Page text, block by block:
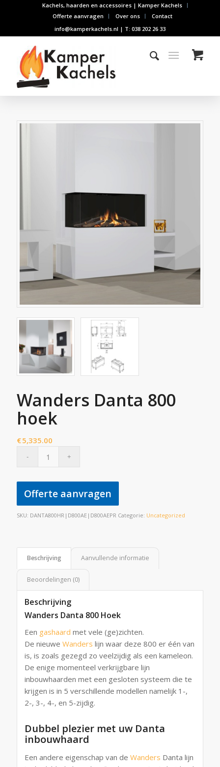
Kachels, haarden en accessoires | Kamper Kachels
Offerte aanvragen
Over ons
Contact
info@kamperkachels.nl | T: 038 202 26 33
Wanders Danta 800
hoek
€5,335.00
Offerte aanvragen
SKU: DANTA800HR|D800AE|D800AEPR Categorie: Uncategorized
Beschrijving Aanvullende informatie
Beoordelingen (0)
Beschrijving
Wanders Danta 800 Hoek
Een gashaard met vele (ge)zichten.
De nieuwe Wanders lijn waar deze 800 er één van
is, is zoals gezegd zo veelzijdig als een kameleon.
De enige momenteel verkrijgbare lijn
inbouwhaarden met een gesloten systeem die te
krijgen is in 5 verschillende modellen namelijk 1-,
2-, 3-, 4-, en 5-zijdig.
Dubbel plezier met uw Danta
inbouwhaard
Een andere eigenschap van de Wanders Danta lijn